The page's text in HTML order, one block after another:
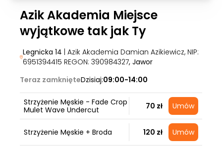
Azik Akademia Miejsce
wyjątkowe tak jak Ty
Legnicka 14 | Azik Akademia Damian Azikiewicz, NIP:
6951394415 REGON: 390984327, Jawor
Teraz zamknięteDzisiaj:09:00-14:00
Strzyżenie Męskie - Fade Crop
Mulet Wave Undercut
70 zł Umów
Strzyżenie Męskie + Broda 120 zł Umów